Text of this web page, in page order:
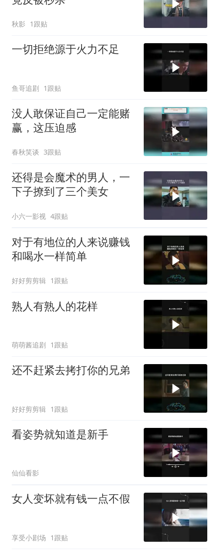
秋影 1跟贴
一切拒绝源于火力不足
鱼哥追剧 1跟贴
没人敢保证自己一定能赌
赢，这压迫感
春秋笑谈 3跟贴
还得是会魔术的男人，一
下子撩到了三个美女
小六一影视 4跟贴
对于有地位的人来说赚钱
和喝水一样简单
好好剪剪辑 1跟贴
熟人有熟人的花样
萌萌酱追剧 1跟贴
还不赶紧去拷打你的兄弟
好好剪剪辑 1跟贴
看姿势就知道是新手
仙仙看影
女人变坏就有钱一点不假
享受小剧场 1跟贴